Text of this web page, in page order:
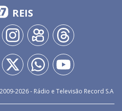
REIS
2026- Rádio e Televisão Record S.A